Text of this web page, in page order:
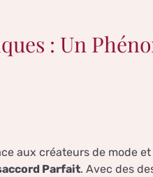
: Un
aux créateurs de mode
Parfait. Avec des